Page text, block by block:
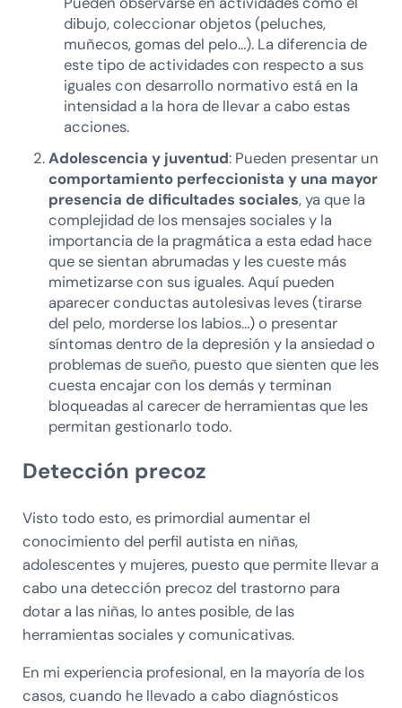
dibujo, coleccionar objetos (peluches,
muñecos, gomas del pelo…). La diferencia de
este tipo de actividades con respecto a sus
iguales con desarrollo normativo está en la
intensidad a la hora de llevar a cabo estas
acciones.
Adolescencia y juventud: Pueden presentar un
comportamiento perfeccionista y una mayor
presencia de dificultades sociales, ya que la
complejidad de los mensajes sociales y la
importancia de la pragmática a esta edad hace
que se sientan abrumadas y les cueste más
mimetizarse con sus iguales. Aquí pueden
aparecer conductas autolesivas leves (tirarse
del pelo, morderse los labios…) o presentar
síntomas dentro de la depresión y la ansiedad o
problemas de sueño, puesto que sienten que les
cuesta encajar con los demás y terminan
bloqueadas al carecer de herramientas que les
permitan gestionarlo todo.
Detección precoz
Visto todo esto, es primordial aumentar el
conocimiento del perfil autista en niñas,
adolescentes y mujeres, puesto que permite llevar a
cabo una detección precoz del trastorno para
dotar a las niñas, lo antes posible, de las
herramientas sociales y comunicativas.
En mi experiencia profesional, en la mayoría de los
casos, cuando he llevado a cabo diagnósticos